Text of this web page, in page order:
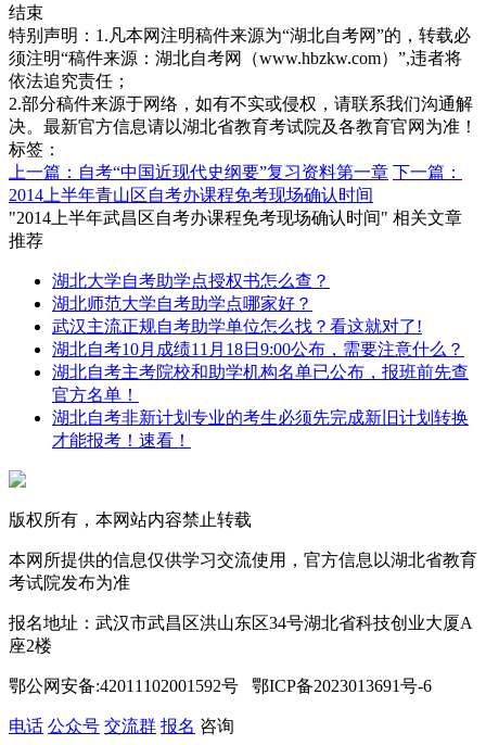
结束
特别声明：1.凡本网注明稿件来源为“湖北自考网”的，转载必
须注明“稿件来源：湖北自考网（www.hbzkw.com）”,违者将
依法追究责任；
2.部分稿件来源于网络，如有不实或侵权，请联系我们沟通解
决。最新官方信息请以湖北省教育考试院及各教育官网为准！
标签：
上一篇：自考“中国近现代史纲要”复习资料第一章 下一篇：
2014上半年青山区自考办课程免考现场确认时间
"2014上半年武昌区自考办课程免考现场确认时间" 相关文章
推荐
湖北大学自考助学点授权书怎么查？
湖北师范大学自考助学点哪家好？
武汉主流正规自考助学单位怎么找？看这就对了!
湖北自考10月成绩11月18日9:00公布，需要注意什么？
湖北自考主考院校和助学机构名单已公布，报班前先查
官方名单！
湖北自考非新计划专业的考生必须先完成新旧计划转换
才能报考！速看！
版权所有，本网站内容禁止转载
本网所提供的信息仅供学习交流使用，官方信息以湖北省教育
考试院发布为准
报名地址：武汉市武昌区洪山东区34号湖北省科技创业大厦A
座2楼
鄂公网安备:42011102001592号 鄂ICP备2023013691号-6
电话 公众号 交流群 报名 咨询